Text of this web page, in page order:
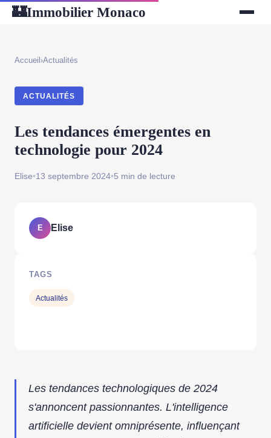
🏰Immobilier Monaco
Accueil ›Actualités
ACTUALITÉS
Les tendances émergentes en
technologie pour 2024
Elise•13 septembre 2024•5 min de lecture
Les tendances technologiques de 2024
s'annoncent passionnantes. L'intelligence
artificielle devient omniprésente, influençant
E Elise
TAGS
Actualités